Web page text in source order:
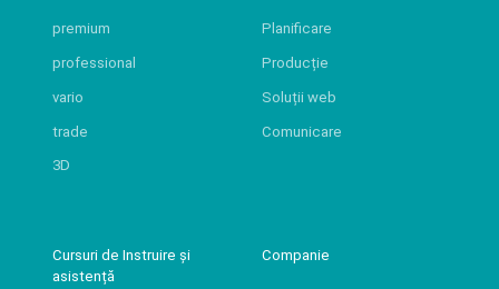
premium
professional
vario
trade
3D
Planificare
Producție
Soluții web
Comunicare
Cursuri de Instruire și
asistență
Companie